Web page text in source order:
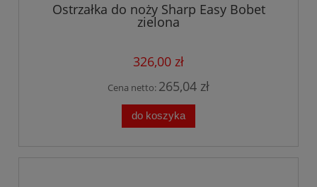
Ostrzałka do noży Sharp Easy Bobet
zielona
326,00 zł
Cena netto: 265,04 zł
do koszyka